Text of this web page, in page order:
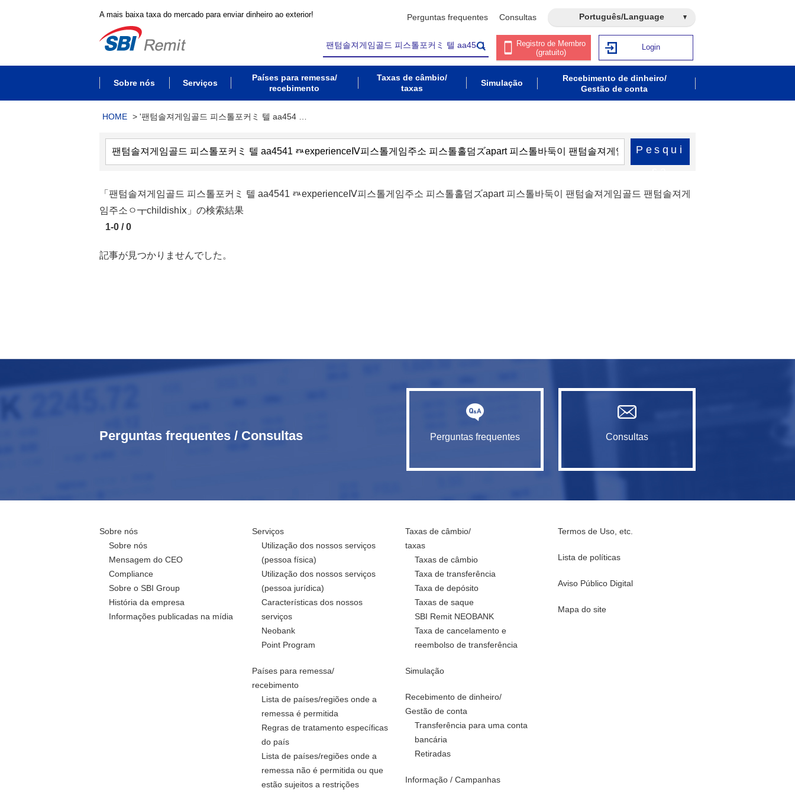
A mais baixa taxa do mercado para enviar dinheiro ao exterior! Perguntas frequentes Consultas Português/Language
Registro de Membro
(gratuito)
Login
Sobre nós Serviços
Países para remessa/
recebimento
Taxas de câmbio/
taxas
Simulação
Recebimento de dinheiro/
Gestão de conta
HOME > '팬텀솔져게임골드 피스톨포커ミ 텔 aa454 …
Pesqui
「팬텀솔져게임골드 피스톨포커ミ 텔 aa4541 ㅩexperienceⅣ피스톨게임주소 피스톨홀덤ズapart 피스톨바둑이 팬텀솔져게임골드 팬텀솔져게
임주소ㅇ┳childishⅸ」の検索結果
1-0 / 0
記事が見つかりませんでした。
Perguntas frequentes / Consultas Perguntas frequentes Consultas
Sobre nós
Sobre nós
Mensagem do CEO
Compliance
Sobre o SBI Group
História da empresa
Informações publicadas na mídia
Serviços
Utilização dos nossos serviços
(pessoa física)
Utilização dos nossos serviços
(pessoa jurídica)
Características dos nossos
serviços
Neobank
Point Program
Países para remessa/
recebimento
Lista de países/regiões onde a
remessa é permitida
Regras de tratamento específicas
do país
Lista de países/regiões onde a
remessa não é permitida ou que
estão sujeitos a restrições
Taxas de câmbio/
taxas
Taxas de câmbio
Taxa de transferência
Taxa de depósito
Taxas de saque
SBI Remit NEOBANK
Taxa de cancelamento e
reembolso de transferência
Simulação
Recebimento de dinheiro/
Gestão de conta
Transferência para uma conta
bancária
Retiradas
Informação / Campanhas
Termos de Uso, etc.
Lista de políticas
Aviso Público Digital
Mapa do site